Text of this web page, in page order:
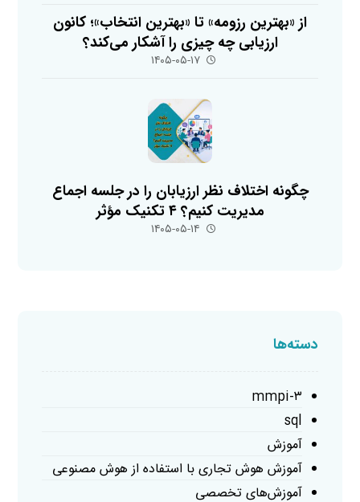
از «بهترین رزومه» تا «بهترین انتخاب»؛ کانون
ارزیابی چه چیزی را آشکار می‌کند؟
۱۴۰۵-۰۵-۱۷
چگونه اختلاف نظر ارزیابان را در جلسه اجماع
مدیریت کنیم؟ ۴ تکنیک مؤثر
۱۴۰۵-۰۵-۱۴
دسته‌ها
mmpi-۳
sql
آموزش
آموزش هوش تجاری با استفاده از هوش مصنوعی
آموزش‌های تخصصی